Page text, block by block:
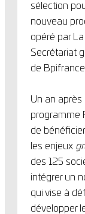
sélection
nouveau
opéré par
Secrétariat
de Bpifrance.
Un an
programme
de
les enjeux
des 125
intégrer un
qui vise à
développer